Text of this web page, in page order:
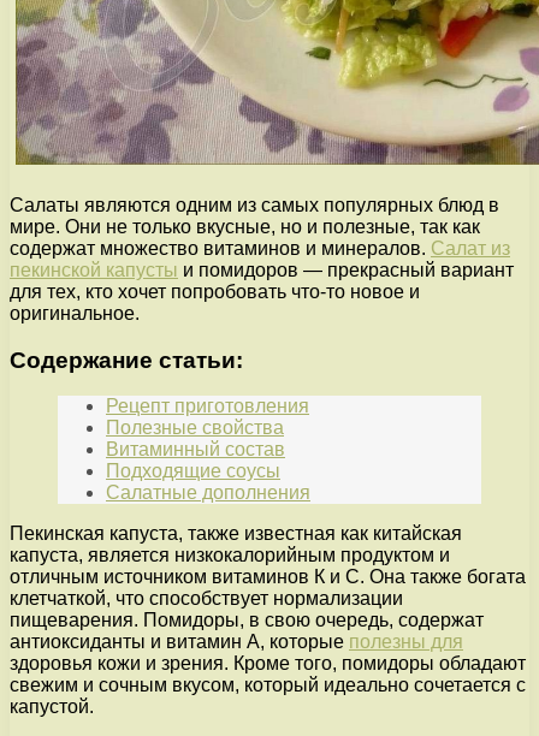
Салаты являются одним из самых популярных блюд в
мире. Они не только вкусные, но и полезные, так как
содержат множество витаминов и минералов. Салат из
пекинской капусты и помидоров — прекрасный вариант
для тех, кто хочет попробовать что-то новое и
оригинальное.
Содержание статьи:
Рецепт приготовления
Полезные свойства
Витаминный состав
Подходящие соусы
Салатные дополнения
Пекинская капуста, также известная как китайская
капуста, является низкокалорийным продуктом и
отличным источником витаминов К и С. Она также богата
клетчаткой, что способствует нормализации
пищеварения. Помидоры, в свою очередь, содержат
антиоксиданты и витамин А, которые полезны для
здоровья кожи и зрения. Кроме того, помидоры обладают
свежим и сочным вкусом, который идеально сочетается с
капустой.